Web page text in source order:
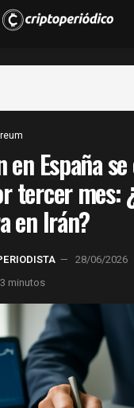
España
tercer mes:
en Irán?
28/06/2026
minutos